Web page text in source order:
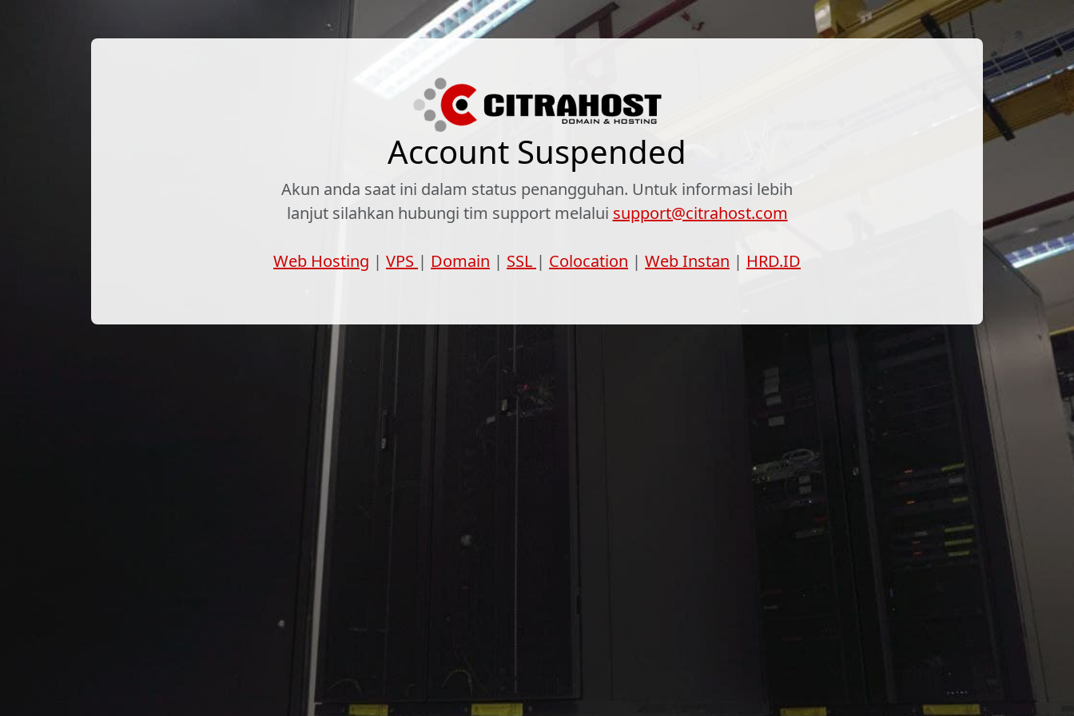
Account Suspended
Akun anda saat ini dalam status penangguhan. Untuk informasi lebih
lanjut silahkan hubungi tim support melalui support@citrahost.com
Web Hosting | VPS | Domain | SSL | Colocation | Web Instan | HRD.ID